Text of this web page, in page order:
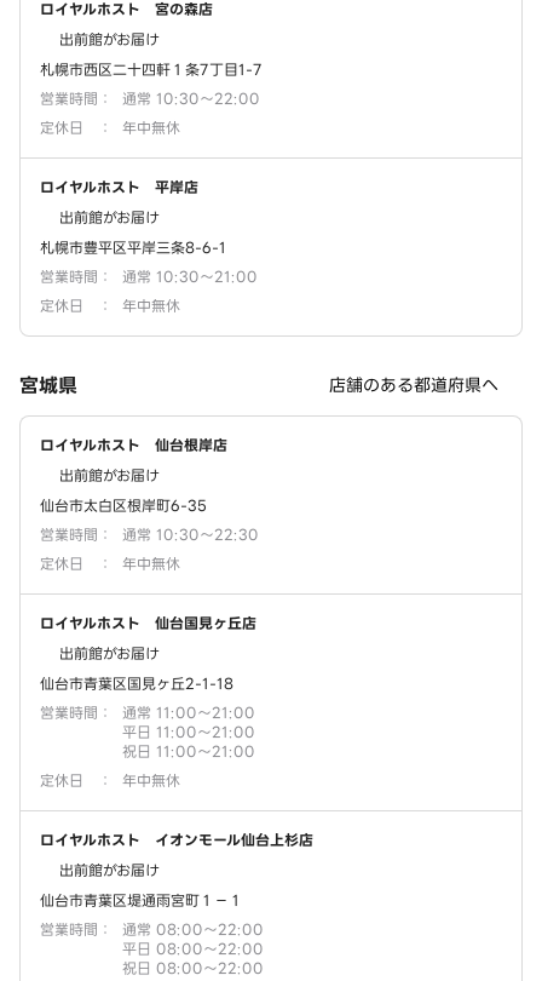
ロイヤルホスト 宮の森店
出前館がお届け
札幌市西区二十四軒１条7丁目1-7
営業時間 ：
通常 10:30～22:00
定休日
： 年中無休
ロイヤルホスト 平岸店
出前館がお届け
札幌市豊平区平岸三条8-6-1
営業時間 ：
通常 10:30～21:00
定休日
： 年中無休
宮城県 店舗のある都道府県へ
ロイヤルホスト 仙台根岸店
出前館がお届け
仙台市太白区根岸町6-35
営業時間 ：
通常 10:30～22:30
定休日
： 年中無休
ロイヤルホスト 仙台国見ヶ丘店
出前館がお届け
仙台市青葉区国見ヶ丘2-1-18
営業時間 ：
通常 11:00～21:00
平日 11:00～21:00
祝日 11:00～21:00
定休日
： 年中無休
ロイヤルホスト イオンモール仙台上杉店
出前館がお届け
仙台市青葉区堤通雨宮町１－１
営業時間 ：
通常 08:00～22:00
平日 08:00～22:00
祝日 08:00～22:00